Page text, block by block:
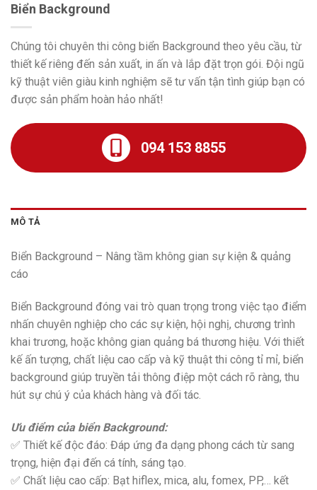
Biển Background
Chúng tôi chuyên thi công biển Background theo yêu cầu, từ
thiết kế riêng đến sản xuất, in ấn và lắp đặt trọn gói. Đội ngũ
kỹ thuật viên giàu kinh nghiệm sẽ tư vấn tận tình giúp bạn có
được sản phẩm hoàn hảo nhất!
094 153 8855
MÔ TẢ
Biển Background – Nâng tầm không gian sự kiện & quảng
cáo
Biển Background đóng vai trò quan trọng trong việc tạo điểm
nhấn chuyên nghiệp cho các sự kiện, hội nghị, chương trình
khai trương, hoặc không gian quảng bá thương hiệu. Với thiết
kế ấn tượng, chất liệu cao cấp và kỹ thuật thi công tỉ mỉ, biển
background giúp truyền tải thông điệp một cách rõ ràng, thu
hút sự chú ý của khách hàng và đối tác.
Ưu điểm của biển Background:
✅ Thiết kế độc đáo: Đáp ứng đa dạng phong cách từ sang
trọng, hiện đại đến cá tính, sáng tạo.
✅ Chất liệu cao cấp: Bạt hiflex, mica, alu, fomex, PP,… kết